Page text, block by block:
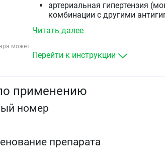
может
артериальная гипертензия
комбинации с другими
стабильная стенокардия и
вариантная стенокардия) как
Читать далее
Перейти к инструкции
применению
номер
препарата